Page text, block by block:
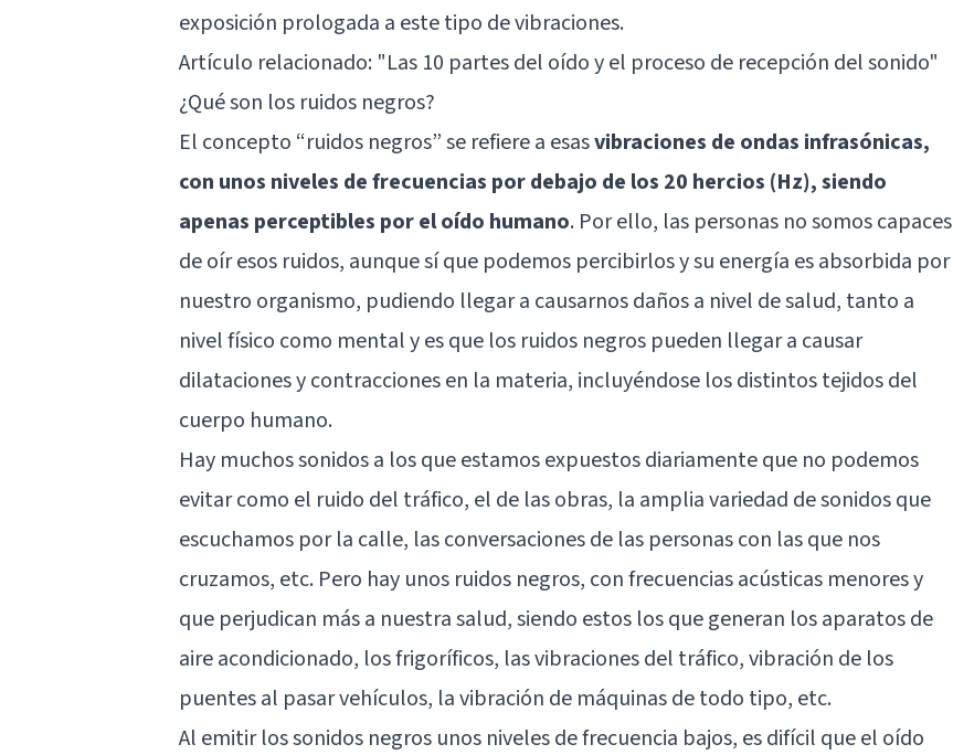
exposición prologada a este tipo de vibraciones.
Artículo relacionado: "Las 10 partes del oído y el proceso de recepción del sonido"
¿Qué son los ruidos negros?
El concepto “ruidos negros” se refiere a esasvibraciones de ondas infrasónicas,
con unos niveles de frecuencias por debajo de los 20 hercios (Hz), siendo
apenas perceptibles por el oído humano. Por ello, las personas no somos capaces
de oír esos ruidos, aunque sí que podemos percibirlos y su energía es absorbida por
nuestro organismo, pudiendo llegar a causarnos daños a nivel de salud, tanto a
nivel físico como mental y es que los ruidos negros pueden llegar a causar
dilataciones y contracciones en la materia, incluyéndose los distintos tejidos del
cuerpo humano.
Hay muchos sonidos a los que estamos expuestos diariamente que no podemos
evitar como el ruido del tráfico, el de las obras, la amplia variedad de sonidos que
escuchamos por la calle, las conversaciones de las personas con las que nos
cruzamos, etc. Pero hay unos ruidos negros, con frecuencias acústicas menores y
que perjudican más a nuestra salud, siendo estos los que generan los aparatos de
aire acondicionado, los frigoríficos, las vibraciones del tráfico, vibración de los
puentes al pasar vehículos, la vibración de máquinas de todo tipo, etc.
Al emitir los sonidos negros unos niveles de frecuencia bajos, es difícil que el oído